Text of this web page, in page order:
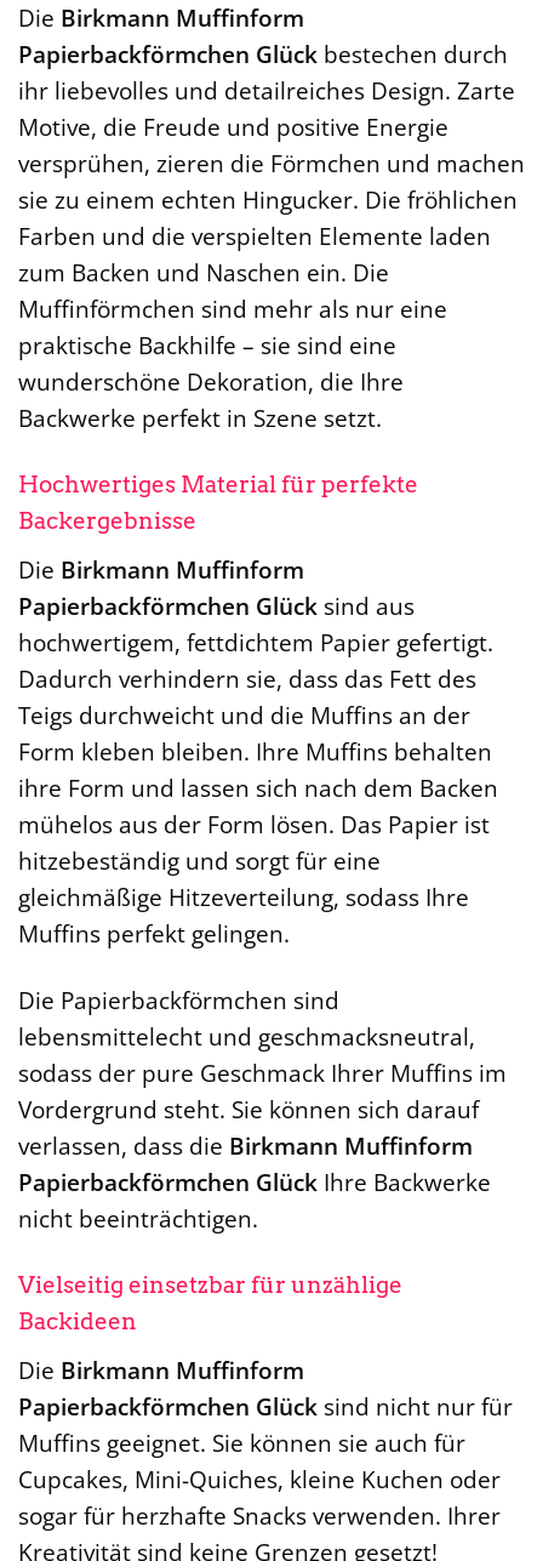
Die Birkmann Muffinform
Papierbackförmchen Glück bestechen durch
ihr liebevolles und detailreiches Design. Zarte
Motive, die Freude und positive Energie
versprühen, zieren die Förmchen und machen
sie zu einem echten Hingucker. Die fröhlichen
Farben und die verspielten Elemente laden
zum Backen und Naschen ein. Die
Muffinförmchen sind mehr als nur eine
praktische Backhilfe – sie sind eine
wunderschöne Dekoration, die Ihre
Backwerke perfekt in Szene setzt.
Hochwertiges Material für perfekte
Backergebnisse
Die Birkmann Muffinform
Papierbackförmchen Glück sind aus
hochwertigem, fettdichtem Papier gefertigt.
Dadurch verhindern sie, dass das Fett des
Teigs durchweicht und die Muffins an der
Form kleben bleiben. Ihre Muffins behalten
ihre Form und lassen sich nach dem Backen
mühelos aus der Form lösen. Das Papier ist
hitzebeständig und sorgt für eine
gleichmäßige Hitzeverteilung, sodass Ihre
Muffins perfekt gelingen.
Die Papierbackförmchen sind
lebensmittelecht und geschmacksneutral,
sodass der pure Geschmack Ihrer Muffins im
Vordergrund steht. Sie können sich darauf
verlassen, dass die Birkmann Muffinform
Papierbackförmchen Glück Ihre Backwerke
nicht beeinträchtigen.
Vielseitig einsetzbar für unzählige
Backideen
Die Birkmann Muffinform
Papierbackförmchen Glück sind nicht nur für
Muffins geeignet. Sie können sie auch für
Cupcakes, Mini-Quiches, kleine Kuchen oder
sogar für herzhafte Snacks verwenden. Ihrer
Kreativität sind keine Grenzen gesetzt!